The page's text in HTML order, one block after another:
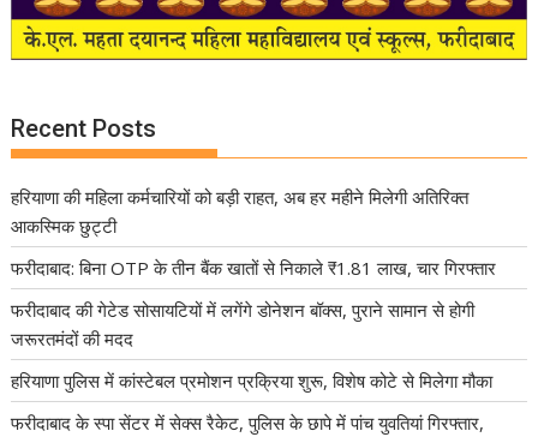
Recent Posts
हरियाणा की महिला कर्मचारियों को बड़ी राहत, अब हर महीने मिलेगी अतिरिक्त
आकस्मिक छुट्टी
फरीदाबाद: बिना OTP के तीन बैंक खातों से निकाले ₹1.81 लाख, चार गिरफ्तार
फरीदाबाद की गेटेड सोसायटियों में लगेंगे डोनेशन बॉक्स, पुराने सामान से होगी
जरूरतमंदों की मदद
हरियाणा पुलिस में कांस्टेबल प्रमोशन प्रक्रिया शुरू, विशेष कोटे से मिलेगा मौका
फरीदाबाद के स्पा सेंटर में सेक्स रैकेट, पुलिस के छापे में पांच युवतियां गिरफ्तार,